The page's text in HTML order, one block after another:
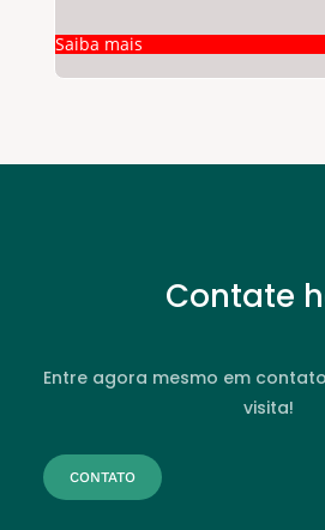
Saiba mais
Contate
Entre agora mesmo em
visita!
CONTATO